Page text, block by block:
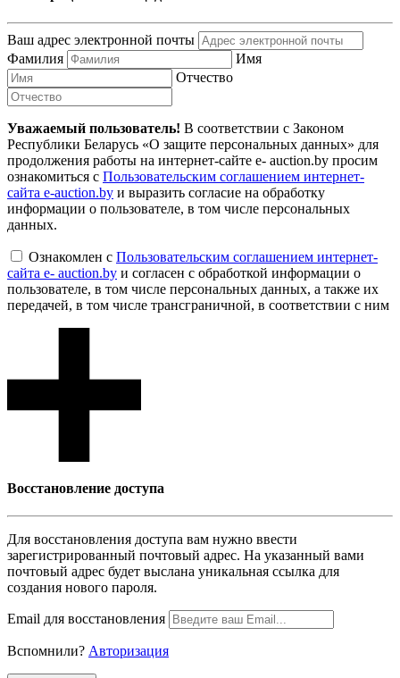
Ваш адрес электронной почты
Фамилия
Имя
Отчество
Уважаемый пользователь! В соответствии с Законом
Республики Беларусь «О защите персональных данных» для
продолжения работы на интернет-сайте e- auction.by просим
ознакомиться с Пользовательским соглашением интернет-
сайта e-auction.by и выразить согласие на обработку
информации о пользователе, в том числе персональных
данных.
Ознакомлен с Пользовательским соглашением интернет-
сайта e- auction.by и согласен с обработкой информации о
пользователе, в том числе персональных данных, а также их
передачей, в том числе трансграничной, в соответствии с ним
Восcтановление доступа
Для восcтановления доступа вам нужно ввести
зарегистрированный почтовый адрес. На указанный вами
почтовый адрес будет выслана уникальная ссылка для
создания нового пароля.
Email для восcтановления
Вспомнили? Авторизация